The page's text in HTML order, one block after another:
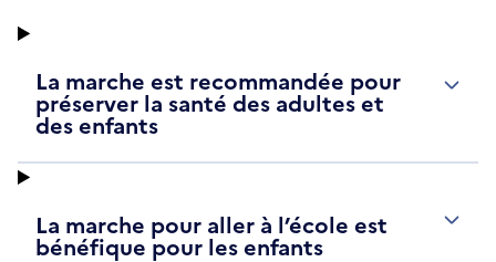
La marche est recommandée pour
préserver la santé des adultes et
des enfants
La marche pour aller à l’école est
bénéfique pour les enfants